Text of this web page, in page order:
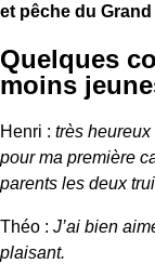
et pêche du
Quelques
moins
Henri : très
pour ma première
parents les deux
Théo : J’ai bien
plaisant.